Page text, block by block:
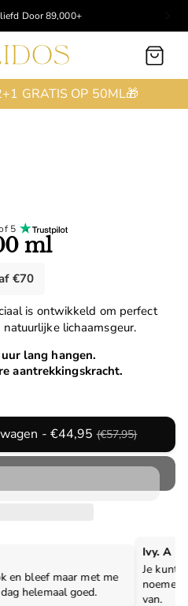
Door 89,000+
Winkelwagen
GRATIS OP 50ML🎁
5
ml
€70
is ontwikkeld om perfect
lichaamsgeur.
lang hangen.
aantrekkingskracht.
- €44,95(€57,95)
en bleef maar met me
helemaal goed.
Ivy. A
Je kunt
van.